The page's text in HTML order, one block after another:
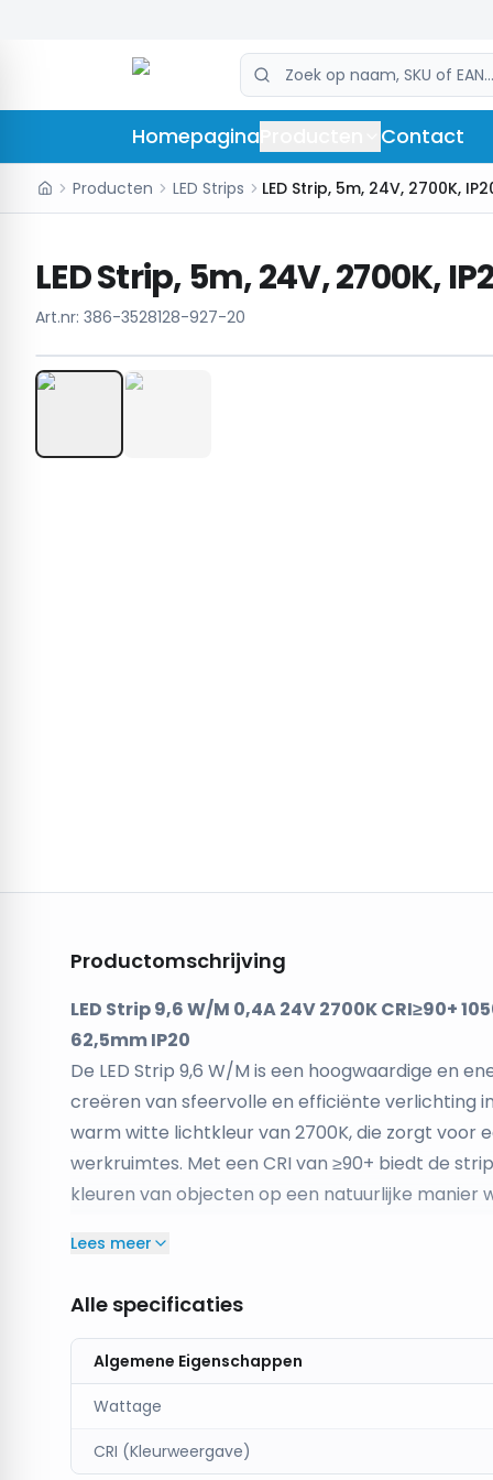
Homepagina Contact
Producten LED Strips LED Strip, 5m, 24V, 2700K,
LED Strip, 5m, 24V, 2700K,
Art.nr: 386-3528128-927-20
Productomschrijving
LED Strip 9,6 W/M 0,4A 24V 2700K CRI≥90+
62,5mm IP20
De LED Strip 9,6 W/M is een hoogwaardige en
creëren van sfeervolle en efficiënte verlichting
warm witte lichtkleur van 2700K, die zorgt voor
werkruimtes. Met een CRI van ≥90+ biedt de
kleuren van objecten op een natuurlijke manier
diverse toepassingen. De strip bevat 128 LEDs
0,4A per meter, waardoor hij energie-efficiënt is.
De LED Strip heeft een kniplengte van 62,5mm,
snijden voor jouw specifieke behoeften. Met
flexibel, zodat je hem gemakkelijk kunt
betekent dat deze LED-strip geschikt is voor
Productkenmerken
Lees meer
Alle specificaties
Algemene Eigenschappen
Wattage
CRI (Kleurweergave)